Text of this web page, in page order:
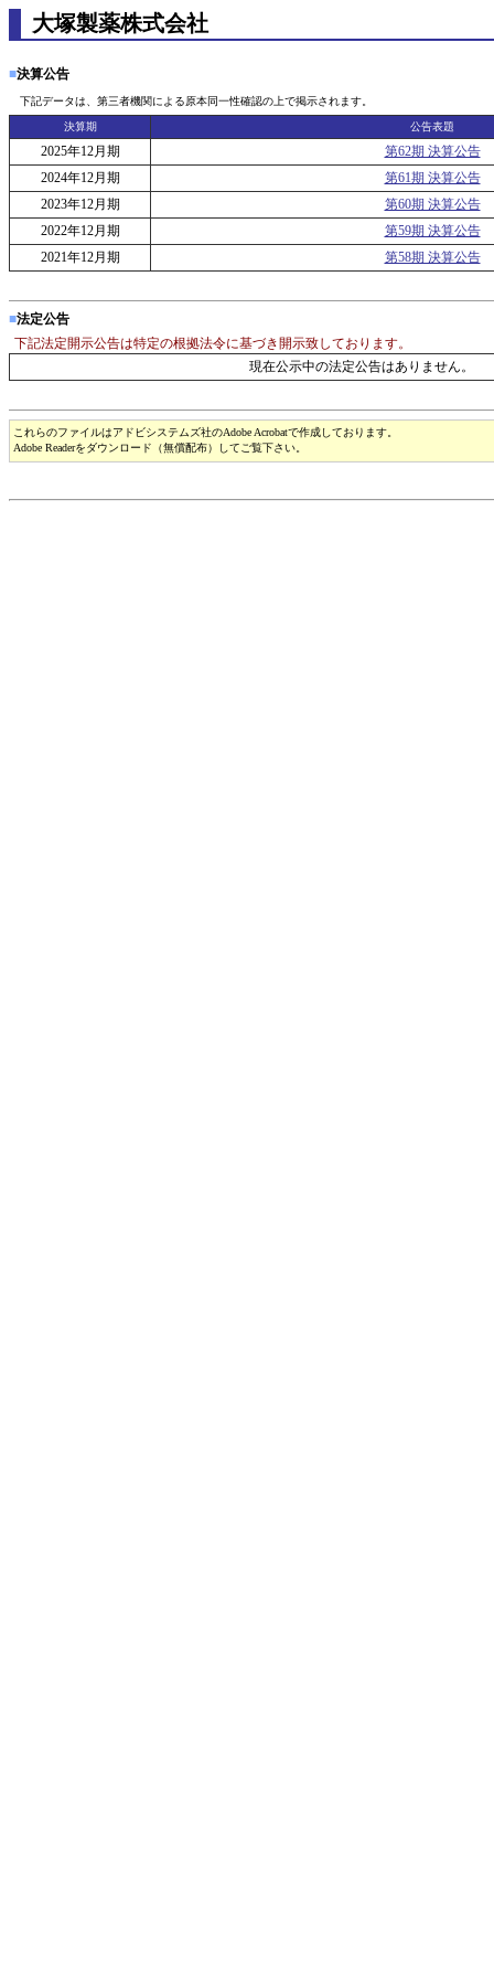
大塚製薬株式会社
■決算公告
下記データは、第三者機関による原本同一性確認の上で掲示されます。
決算期 公告表題
2025年12月期
第62期 決算公告
2024年12月期
第61期 決算公告
2023年12月期
第60期 決算公告
2022年12月期
第59期 決算公告
2021年12月期
第58期 決算公告
■法定公告
下記法定開示公告は特定の根拠法令に基づき開示致しております。
現在公示中の法定公告はありません。
これらのファイルはアドビシステムズ社のAdobe Acrobatで作成しております。
Adobe Readerをダウンロード（無償配布）してご覧下さい。